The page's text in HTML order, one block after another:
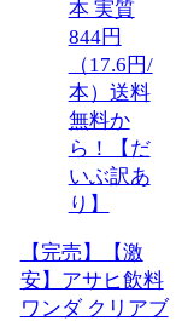
【完売】【激
安】アサヒ飲料
ワンダ クリアブ